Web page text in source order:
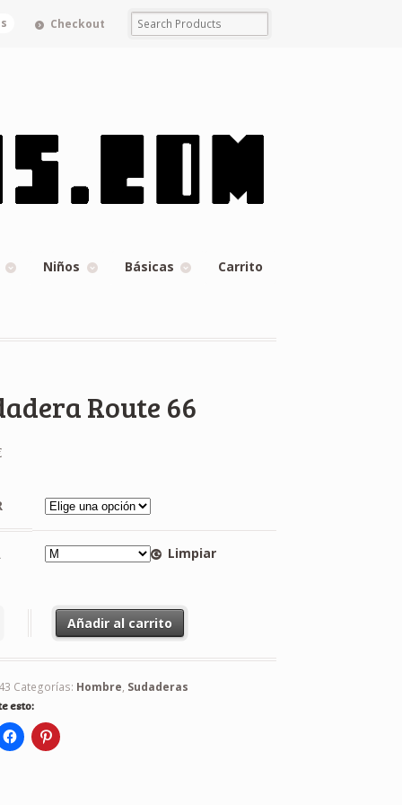
Checkout
Niños Básicas Carrito
Route 66
Limpiar
Route 66 cantidad
Añadir al carrito
Categorías: Hombre, Sudaderas
esto: